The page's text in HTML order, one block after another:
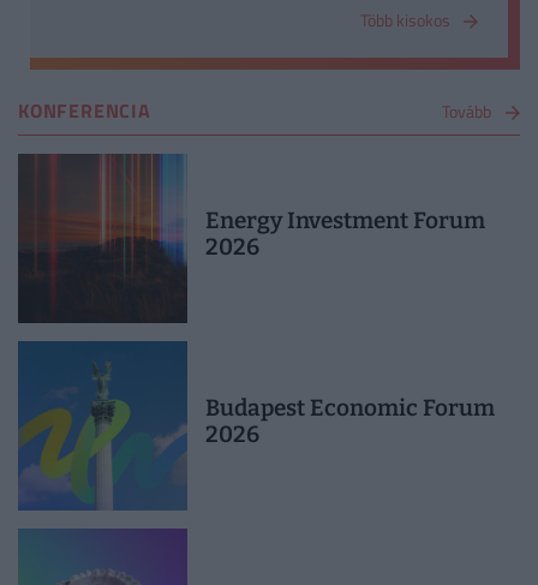
Több kisokos
KONFERENCIA Tovább
Energy Investment Forum
2026
Budapest Economic Forum
2026